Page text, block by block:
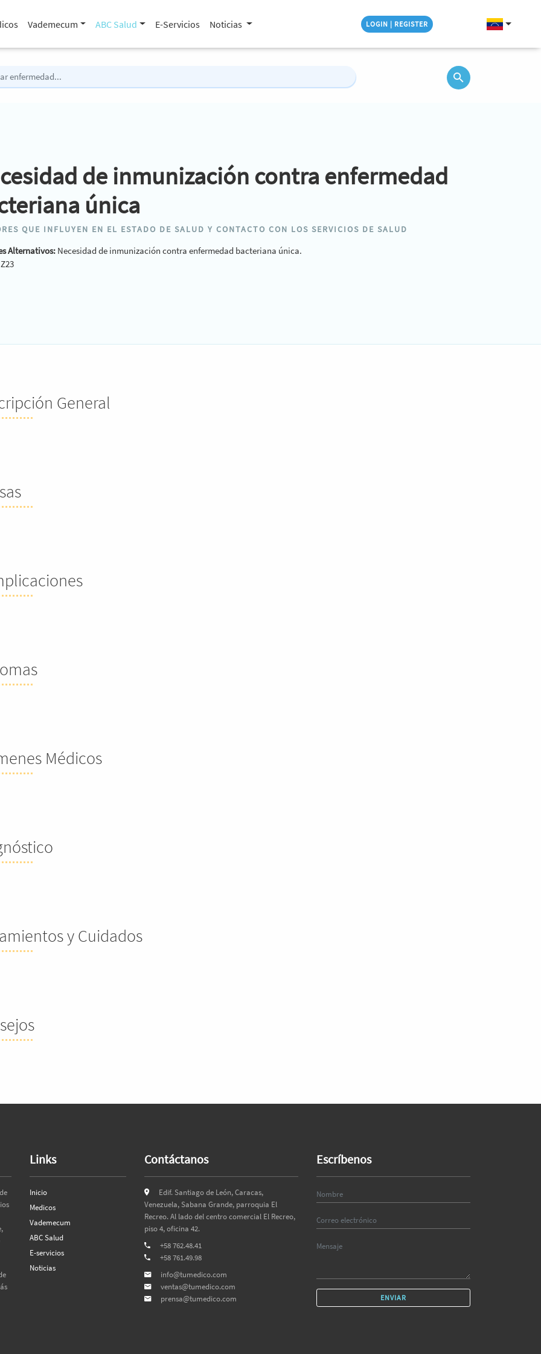
Vademecum ABC Salud E-Servicios Noticias LOGIN | REGISTER
de inmunización contra enfermedad
única
QUE INFLUYEN EN EL ESTADO DE SALUD Y CONTACTO CON LOS SERVICIOS DE SALUD
Alternativos: Necesidad de inmunización contra enfermedad bacteriana única.
Z23
General
Médicos
y Cuidados
Links
Inicio
Medicos
Vademecum
ABC Salud
E-servicios
Noticias
Contáctanos
Edif. Santiago de León, Caracas,
Venezuela, Sabana Grande, parroquia El
Recreo. Al lado del centro comercial El Recreo,
piso 4, oficina 42.
+58 762.48.41
+58 761.49.98
info@tumedico.com
ventas@tumedico.com
prensa@tumedico.com
Escríbenos
ENVIAR